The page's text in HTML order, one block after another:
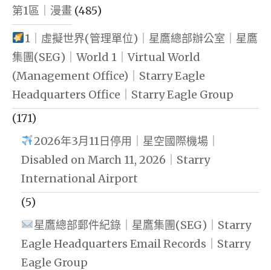
第1區｜漫畫 (485)
1｜虛擬世界(管理單位)｜星鷹總部辦公室｜星鷹
集團(SEG)｜World 1｜Virtual World
(Management Office)｜Starry Eagle
Headquarters Office｜Starry Eagle Group
(171)
2026年3月11日停用｜星空國際機場｜
Disabled on March 11, 2026｜Starry
International Airport
(5)
星鷹總部郵件紀錄｜星鷹集團(SEG)｜Starry
Eagle Headquarters Email Records｜Starry
Eagle Group